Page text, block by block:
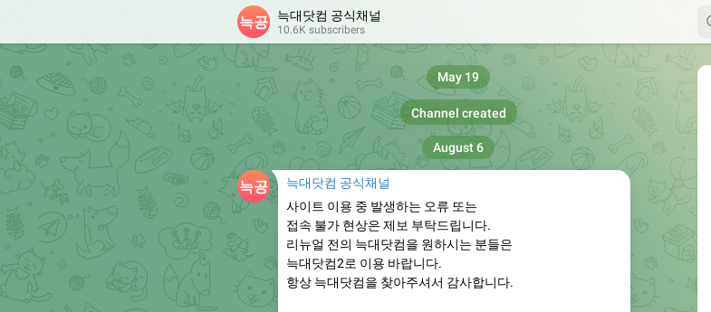
늑대닷컴 공식채널
10.6K subscribers
Channel created
May 19
늑대닷컴 공식채널
사이트 이용 중 발생하는 오류 또는
접속 불가 현상은 제보 부탁드립니다.
리뉴얼 전의 늑대닷컴을 원하시는 분들은
늑대닷컴2로 이용 바랍니다.
항상 늑대닷컴을 찾아주셔서 감사합니다.
August 6